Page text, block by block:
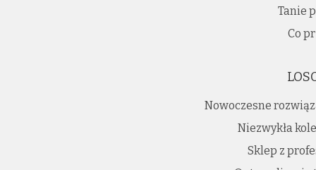
Tanie
Co
Nowoczesne
Niezwykła
Sklep z